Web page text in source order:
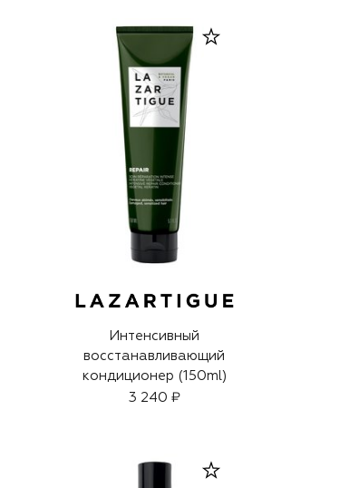
Интенсивный
восстанавливающий
кондиционер (150ml)
3 240 ₽